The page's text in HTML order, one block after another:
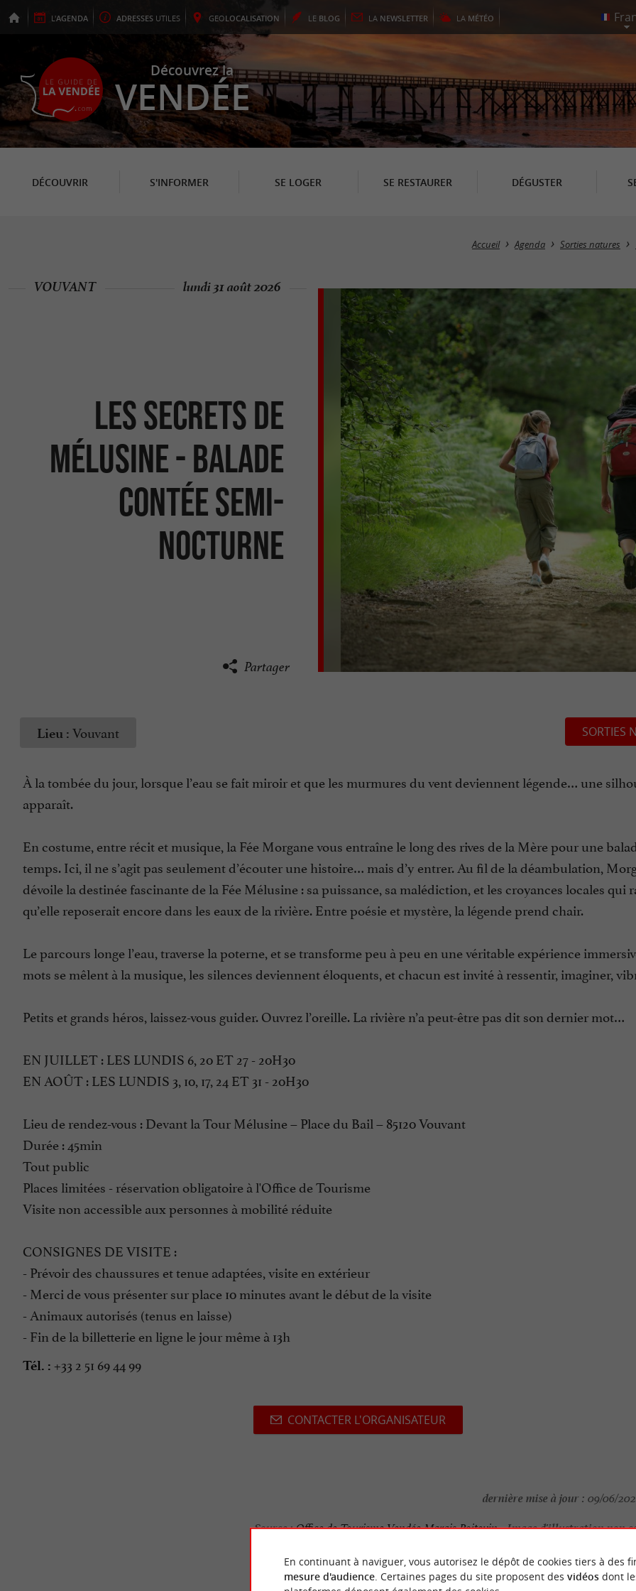
L'AGENDA ADRESSES UTILES GEOLOCALISATION LE BLOG LA NEWSLETTER LA MÉTÉO
Découvrez la
VENDÉE
DÉCOUVRIR S'INFORMER SE LOGER SE RESTAURER DÉGUSTER
Accueil Agenda Sorties natures
Les secrets de
Mélusine - Balade
contée semi-
nocturne
VOUVANT lundi 31 août 2026
Partager
Lieu : Vouvant SORTIES
À la tombée du jour, lorsque l’eau se fait miroir et que les murmures du vent deviennent légende… une
apparaît.
En costume, entre récit et musique, la Fée Morgane vous entraîne le long des rives de la Mère pour une
temps. Ici, il ne s’agit pas seulement d’écouter une histoire… mais d’y entrer. Au fil de la déambulation,
dévoile la destinée fascinante de la Fée Mélusine : sa puissance, sa malédiction, et les croyances locales qui
qu’elle reposerait encore dans les eaux de la rivière. Entre poésie et mystère, la légende prend chair.
Le parcours longe l’eau, traverse la poterne, et se transforme peu à peu en une véritable expérience
mots se mêlent à la musique, les silences deviennent éloquents, et chacun est invité à ressentir, imaginer,
Petits et grands héros, laissez-vous guider. Ouvrez l’oreille. La rivière n’a peut-être pas dit son dernier mot…
EN JUILLET : LES LUNDIS 6, 20 ET 27 - 20H30
EN AOÛT : LES LUNDIS 3, 10, 17, 24 ET 31 - 20H30
Lieu de rendez-vous : Devant la Tour Mélusine – Place du Bail – 85120 Vouvant
Durée : 45min
Tout public
Places limitées - réservation obligatoire à l'Office de Tourisme
Visite non accessible aux personnes à mobilité réduite
CONSIGNES DE VISITE :
- Prévoir des chaussures et tenue adaptées, visite en extérieur
- Merci de vous présenter sur place 10 minutes avant le début de la visite
- Animaux autorisés (tenus en laisse)
- Fin de la billetterie en ligne le jour même à 13h
Tél. : +33 2 51 69 44 99
CONTACTER L'ORGANISATEUR
dernière mise à jour : 09/06/
Source :Office de Tourisme Vendée Marais Poitevin-Image d'illustration non
En continuant à naviguer, vous autorisez le dépôt de cookies tiers à des
mesure d'audience. Certaines pages du site proposent des vidéosdont